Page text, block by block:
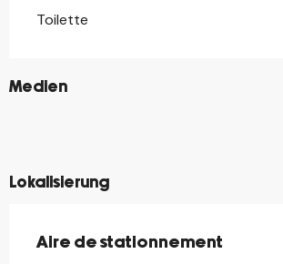
Toilette
Medien
©
©
Lokalisierung
Aire de stationnement